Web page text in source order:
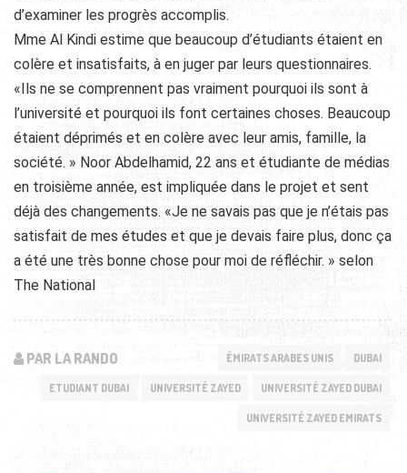
d’examiner les progrès accomplis.
Mme Al Kindi estime que beaucoup d’étudiants étaient en
colère et insatisfaits, à en juger par leurs questionnaires.
«Ils ne se comprennent pas vraiment pourquoi ils sont à
l’université et pourquoi ils font certaines choses. Beaucoup
étaient déprimés et en colère avec leur amis, famille, la
société. » Noor Abdelhamid, 22 ans et étudiante de médias
en troisième année, est impliquée dans le projet et sent
déjà des changements. «Je ne savais pas que je n’étais pas
satisfait de mes études et que je devais faire plus, donc ça
a été une très bonne chose pour moi de réfléchir. » selon
The National
PAR LA RANDO ÉMIRATS ARABES UNIS DUBAI
ETUDIANT DUBAI UNIVERSITÉ ZAYED UNIVERSITÉ ZAYED DUBAI
UNIVERSITÉ ZAYED EMIRATS